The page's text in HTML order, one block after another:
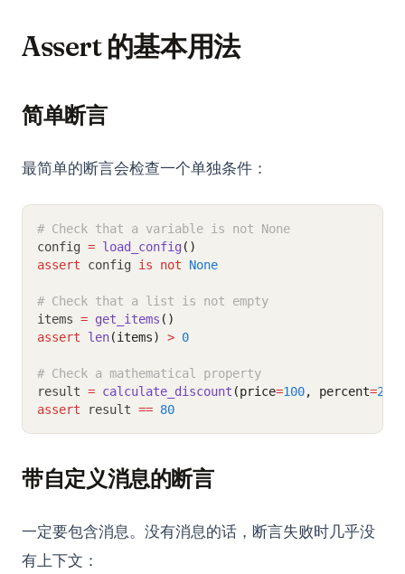
Assert 的基本用法
简单断言
最简单的断言会检查一个单独条件：
# Check that a variable is not None
config = load_config ()
assert config is not None
# Check that a list is not empty
items = get_items ()
assert
len(items) > 0
# Check a mathematical property
result = calculate_discount (price=100, percent=20
assert result == 80
带自定义消息的断言
一定要包含消息。没有消息的话，断言失败时几乎没
有上下文：